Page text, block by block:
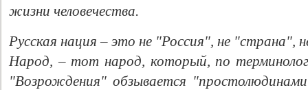
жизни человечества.
Русская нация – это не "Россия", не "страна",
Народ, – тот народ, который, по
"Возрождения" обзывается